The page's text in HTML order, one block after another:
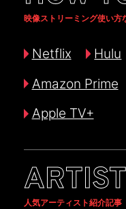
映像ストリーミング使い方
Netflix Hulu
Amazon Prime
Apple TV+
ARTIST
人気アーティスト紹介記事